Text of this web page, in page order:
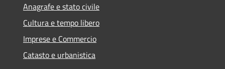
Anagrafe e stato civile
Cultura e tempo libero
Imprese e Commercio
Catasto e urbanistica